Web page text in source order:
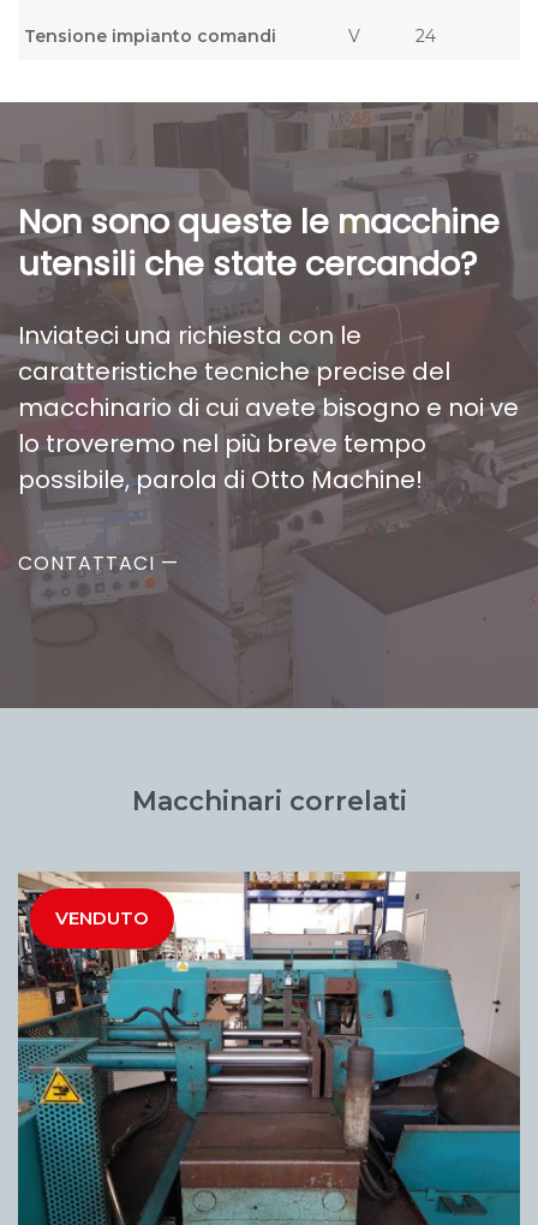
Tensione impianto comandi V 24
Non sono queste le macchine
utensili che state cercando?
Inviateci una richiesta con le
caratteristiche tecniche precise del
macchinario di cui avete bisogno e noi ve
lo troveremo nel più breve tempo
possibile, parola di Otto Machine!
CONTATTACI —
Macchinari correlati
VENDUTO